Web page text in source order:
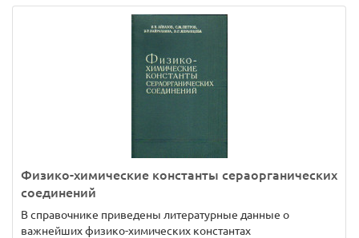
Физико-химические константы сераорганических
соединений
В справочнике приведены литературные данные о
важнейших физико-химических константах